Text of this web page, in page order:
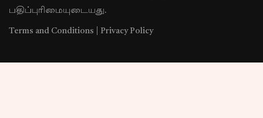
பதிப்புரிமையுடையது.
Terms and Conditions Privacy Policy